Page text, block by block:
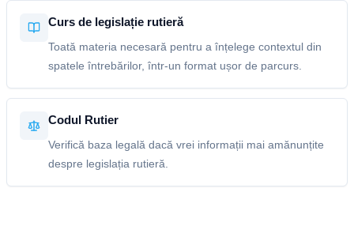
Curs de legislație rutieră
Toată materia necesară pentru a înțelege contextul din
spatele întrebărilor, într-un format ușor de parcurs.
Codul Rutier
Verifică baza legală dacă vrei informații mai amănunțite
despre legislația rutieră.